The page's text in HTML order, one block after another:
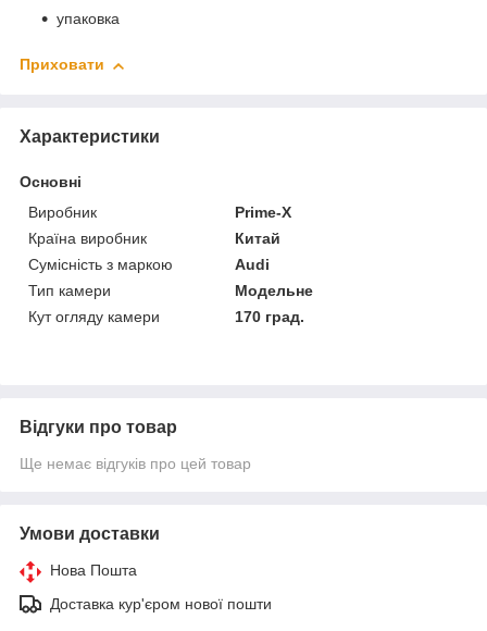
упаковка
Приховати
Характеристики
Основні
Виробник
Prime-X
Країна виробник
Китай
Сумісність з маркою
Audi
Тип камери
Модельне
Кут огляду камери
170 град.
Відгуки про товар
Ще немає відгуків про цей товар
Умови доставки
Нова Пошта
Доставка кур'єром нової пошти